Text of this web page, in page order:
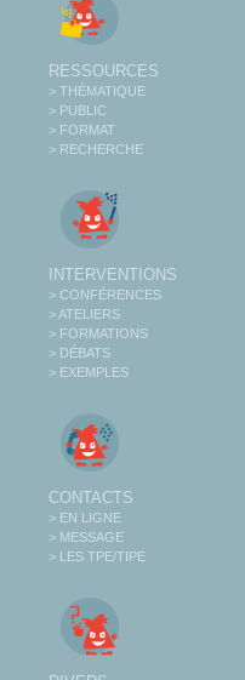
RESSOURCES
> THÉMATIQUE
> PUBLIC
> FORMAT
> RECHERCHE
INTERVENTIONS
> CONFÉRENCES
> ATELIERS
> FORMATIONS
> DÉBATS
> EXEMPLES
CONTACTS
> EN LIGNE
> MESSAGE
> LES TPE/TIPE